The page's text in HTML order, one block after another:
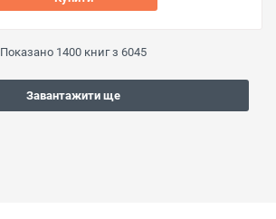
Показано 1400 книг з 6045
Завантажити ще